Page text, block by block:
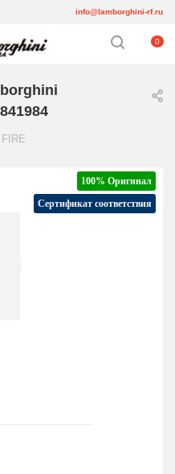
info@lamborghini-rf.ru
0
100% Оригинал
Сертификат соответствия